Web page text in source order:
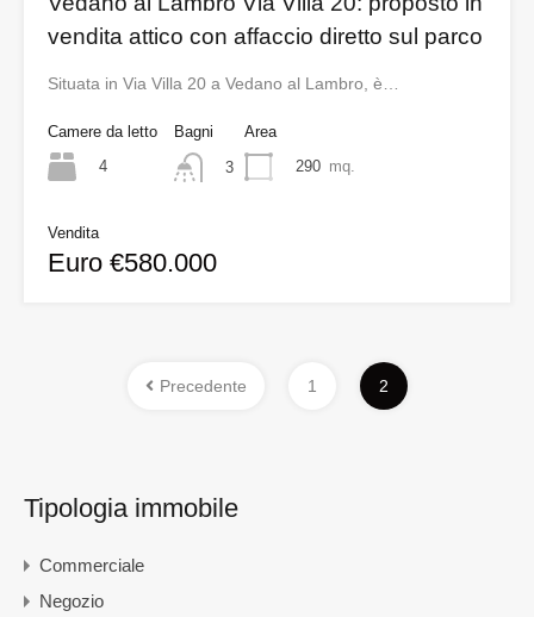
vendita attico con affaccio diretto sul parco
Situata in Via Villa 20 a Vedano al Lambro, è…
Camere da letto
4
Bagni
3
Area
290 mq.
Vendita
Euro €580.000
Precedente 1 2
Tipologia immobile
Commerciale
Negozio